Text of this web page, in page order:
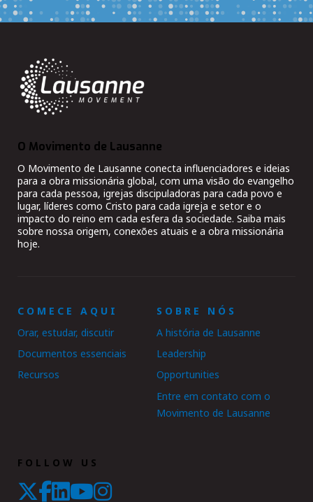
O Movimento de Lausanne
O Movimento de Lausanne conecta influenciadores e ideias
para a obra missionária global, com uma visão do evangelho
para cada pessoa, igrejas discipuladoras para cada povo e
lugar, líderes como Cristo para cada igreja e setor e o
impacto do reino em cada esfera da sociedade. Saiba mais
sobre nossa origem, conexões atuais e a obra missionária
hoje.
COMECE AQUI
Orar, estudar, discutir
Documentos essenciais
Recursos
SOBRE NÓS
A história de Lausanne
Leadership
Opportunities
Entre em contato com o
Movimento de Lausanne
FOLLOW US